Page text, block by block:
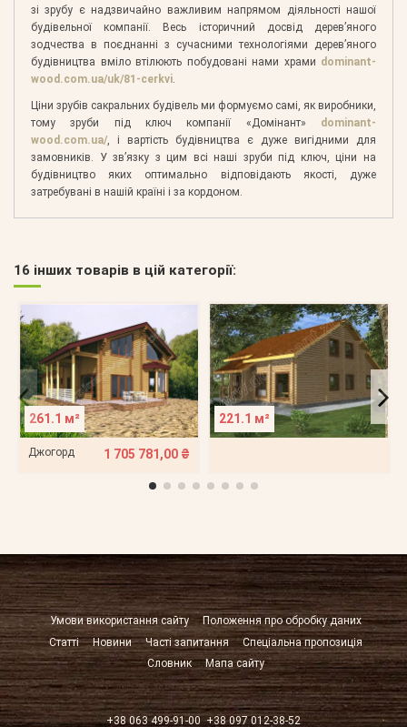
зі зрубу є надзвичайно важливим напрямом діяльності нашої
будівельної компанії. Весь історичний досвід дерев’яного
зодчества в поєднанні з сучасними технологіями дерев’яного
будівництва вміло втілюють побудовані нами храми dominant-
wood.com.ua/uk/81-cerkvi.
Ціни зрубів сакральних будівель ми формуємо самі, як виробники,
тому зруби під ключ компанії «Домінант» dominant-
wood.com.ua/ , і вартість будівництва є дуже вигідними для
замовників. У зв’язку з цим всі наші зруби під ключ, ціни на
будівництво яких оптимально відповідають якості, дуже
затребувані в нашій країні і за кордоном.
16 інших товарів в цій категорії:
261.1 м²
Джогорд 1 705 781,00 ₴
221.1 м²
Умови використання сайту
Положення про обробку даних
Статті
Новини Часті запитання
Спеціальна пропозиція
Словник
Мапа сайту
+38 063 499-91-00 +38 097 012-38-52